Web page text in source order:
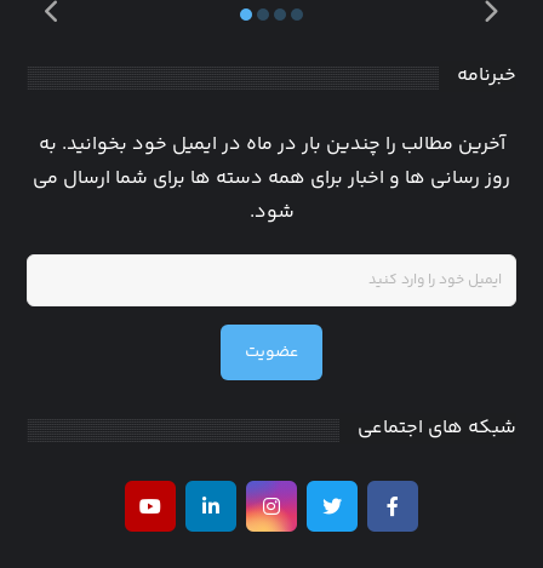
خبرنامه
آخرین مطالب را چندین بار در ماه در ایمیل خود بخوانید. به
روز رسانی ها و اخبار برای همه دسته ها برای شما ارسال می
شود.
عضویت
شبکه های اجتماعی